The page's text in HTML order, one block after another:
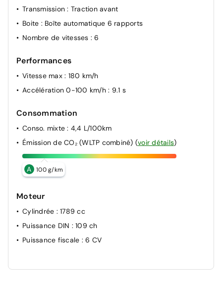
Transmission: Traction avant
Boite : Boîte automatique 6 rapports
Nombre de vitesses : 6
Performances
Vitesse max : 180 km/h
Accélération 0-100 km/h : 9.1 s
Consommation
Conso. mixte: 4,4 L/100km
Émission de CO₂ (WLTP combiné) (voir détails)
A 100 g/km
Moteur
Cylindrée : 1789 cc
Puissance DIN : 109 ch
Puissance fiscale : 6 CV